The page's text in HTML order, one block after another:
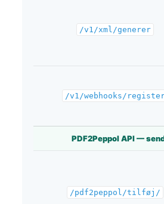
/v1/xml/generer
/v1/webhooks/
PDF2Peppol API —
/pdf2peppol/tilføj/